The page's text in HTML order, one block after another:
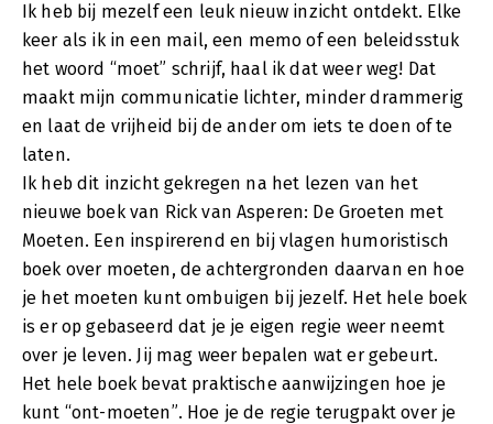
Ik heb bij mezelf een leuk nieuw inzicht ontdekt. Elke
keer als ik in een mail, een memo of een beleidsstuk
het woord “moet” schrijf, haal ik dat weer weg! Dat
maakt mijn communicatie lichter, minder drammerig
en laat de vrijheid bij de ander om iets te doen of te
laten.
Ik heb dit inzicht gekregen na het lezen van het
nieuwe boek van Rick van Asperen: De Groeten met
Moeten. Een inspirerend en bij vlagen humoristisch
boek over moeten, de achtergronden daarvan en hoe
je het moeten kunt ombuigen bij jezelf. Het hele boek
is er op gebaseerd dat je je eigen regie weer neemt
over je leven. Jij mag weer bepalen wat er gebeurt.
Het hele boek bevat praktische aanwijzingen hoe je
kunt “ont-moeten”. Hoe je de regie terugpakt over je